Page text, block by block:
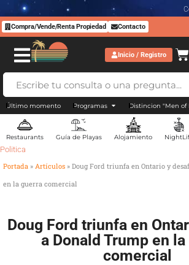
Compra/Vende/Renta Propiedad Contacto
Inicio / Registro
Último momento Programas Distincion "Men of
Restaurants Guía de Playas Alojamiento
Politica
Portada » Artículos » Doug Ford triunfa en Ontario y
en la guerra comercial
Doug Ford triunfa en
a Donald Trump en
comercial